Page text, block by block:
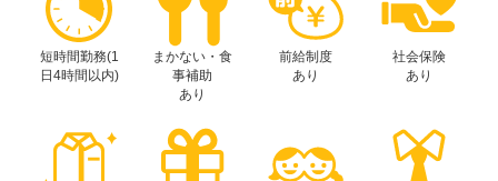
短時間勤務(1
日4時間以内)
まかない・食
事補助
あり
前給制度
あり
社会保険
あり